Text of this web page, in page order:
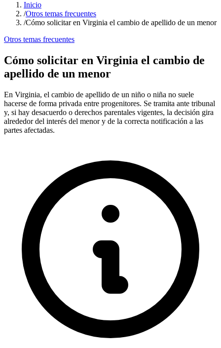
Inicio
/Otros temas frecuentes
/Cómo solicitar en Virginia el cambio de apellido de un menor
Otros temas frecuentes
Cómo solicitar en Virginia el cambio de
apellido de un menor
En Virginia, el cambio de apellido de un niño o niña no suele
hacerse de forma privada entre progenitores. Se tramita ante tribunal
y, si hay desacuerdo o derechos parentales vigentes, la decisión gira
alrededor del interés del menor y de la correcta notificación a las
partes afectadas.